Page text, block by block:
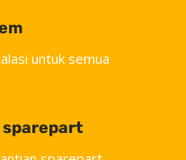
untuk semua